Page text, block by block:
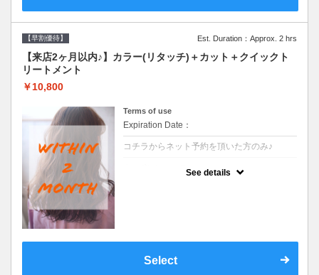
【早割優待】 Est. Duration：Approx. 2 hrs
【来店2ヶ月以内♪】カラー(リタッチ)＋カット＋クイックト
リートメント
￥10,800
Terms of use
Expiration Date：
コチラからネット予約を頂いた方のみ♪
See details
Select